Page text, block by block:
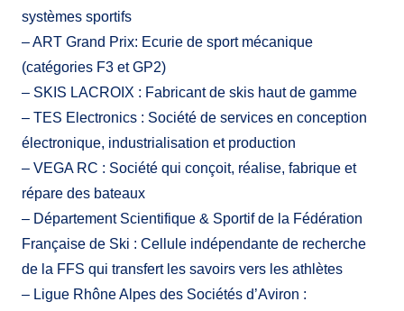
systèmes sportifs
– ART Grand Prix: Ecurie de sport mécanique
(catégories F3 et GP2)
– SKIS LACROIX : Fabricant de skis haut de gamme
– TES Electronics : Société de services en conception
électronique, industrialisation et production
– VEGA RC : Société qui conçoit, réalise, fabrique et
répare des bateaux
– Département Scientifique & Sportif de la Fédération
Française de Ski : Cellule indépendante de recherche
de la FFS qui transfert les savoirs vers les athlètes
– Ligue Rhône Alpes des Sociétés d’Aviron :